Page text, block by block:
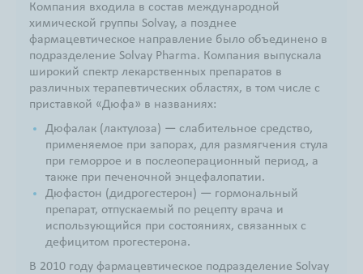
Компания входила в состав международной
химической группы Solvay, а позднее
фармацевтическое направление было объединено в
подразделение Solvay Pharma. Компания выпускала
широкий спектр лекарственных препаратов в
различных терапевтических областях, в том числе с
приставкой «Дюфа» в названиях:
Дюфалак (лактулоза) — cлабительное средство,
применяемое при запорах, для размягчения стула
при геморрое и в послеоперационный период, а
также при печеночной энцефалопатии.
Дюфастон (дидрогестерон) — гормональный
препарат, отпускаемый по рецепту врача и
использующийся при состояниях, связанных с
дефицитом прогестерона.
В 2010 году фармацевтическое подразделение Solvay